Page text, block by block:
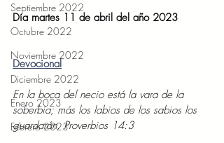
Septiembre 2022
Octubre 2022
Noviembre 2022
Diciembre 2022
Enero 2023
Febrero 2023
Día martes 11 de abril del año 2023
Devocional
En la boca del necio está la vara de la
soberbia; más los labios de los sabios los
guardarán. Proverbios 14:3